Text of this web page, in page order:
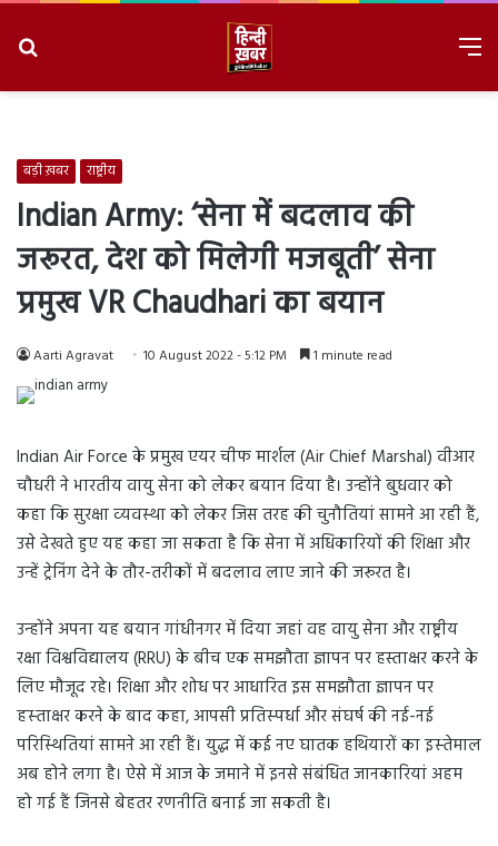
बड़ी ख़बर राष्ट्रीय
Indian Army: ‘सेना में बदलाव की
जरूरत, देश को मिलेगी मजबूती’ सेना
प्रमुख VR Chaudhari का बयान
Aarti Agravat 10 August 2022 - 5:12 PM 1 minute read
Indian Air Force के प्रमुख एयर चीफ मार्शल (Air Chief Marshal) वीआर
चौधरी ने भारतीय वायु सेना को लेकर बयान दिया है। उन्होंने बुधवार को
कहा कि सुरक्षा व्‍यवस्‍था को लेकर जिस तरह की चुनौतियां सामने आ रही हैं,
उसे देखते हुए यह कहा जा सकता है कि सेना में अधिकारियों की शिक्षा और
उन्‍हें ट्रेनिंग देने के तौर-तरीकों में बदलाव लाए जाने की जरूरत है।
उन्‍होंने अपना यह बयान गांधीनगर में दिया जहां वह वायु सेना और राष्ट्रीय
रक्षा विश्वविद्यालय (RRU) के बीच एक समझौता ज्ञापन पर हस्ताक्षर करने के
लिए मौजूद रहे। शिक्षा और शोध पर आधारित इस समझौता ज्ञापन पर
हस्‍ताक्षर करने के बाद कहा, आपसी प्रतिस्‍पर्धा और संघर्ष की नई-नई
परिस्‍थ‍ितियां सामने आ रही हैं। युद्ध में कई नए घातक हथियारों का इस्‍तेमाल
अब होने लगा है। ऐसे में आज के जमाने में इनसे संबंधित जानकारियां अहम
हो गई हैं जिनसे बेहतर रणनीति बनाई जा सकती है।